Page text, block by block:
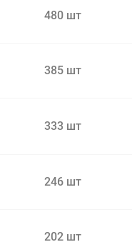
480 шт
385 шт
333 шт
246 шт
202 шт